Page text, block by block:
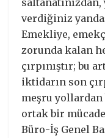
verdiğiniz
Emekliye,
zorunda kalan
çırpınıştır; bu
iktidarın son
meşru yollardan
ortak bir
Büro-İş Genel